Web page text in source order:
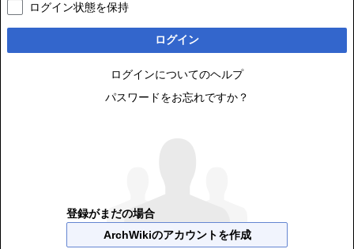
ログイン状態を保持
ログイン
ログインについてのヘルプ
パスワードをお忘れですか？
登録がまだの場合
ArchWikiのアカウントを作成